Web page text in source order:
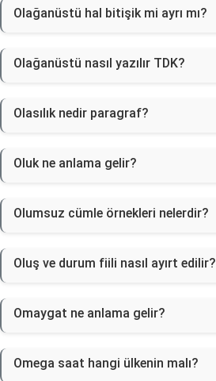
Olağanüstü hal bitişik mi ayrı mı?
Olağanüstü nasıl yazılır TDK?
Olasılık nedir paragraf?
Oluk ne anlama gelir?
Olumsuz cümle örnekleri nelerdir?
Oluş ve durum fiili nasıl ayırt edilir?
Omaygat ne anlama gelir?
Omega saat hangi ülkenin malı?